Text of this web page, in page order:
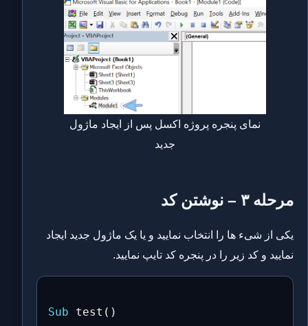
نمای پنجره پروژه اکسل پس از ایجاد ماژول
جدید
مرحله ۳ – نوشتن کد
یکی از شیء ها را انتخاب نمایید و یا یک ماژول جدید ایجاد
نمایید و کد زیر را در پنجره کد تایپ نمایید.
Sub test ( )